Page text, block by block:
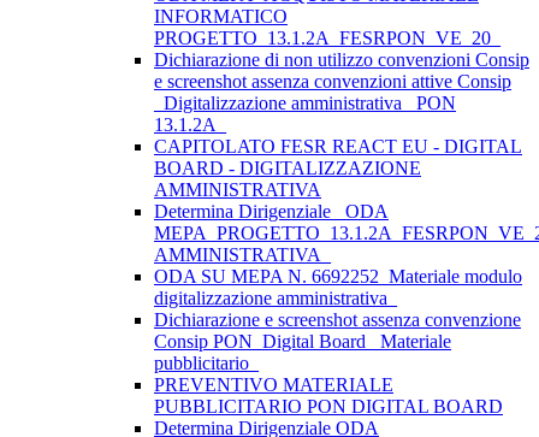
INFORMATICO
PROGETTO_13.1.2A_FESRPON_VE_20_
Dichiarazione di non utilizzo convenzioni Consip
e screenshot assenza convenzioni attive Consip
_Digitalizzazione amministrativa_ PON
13.1.2A_
CAPITOLATO FESR REACT EU - DIGITAL
BOARD - DIGITALIZZAZIONE
AMMINISTRATIVA
Determina Dirigenziale _ODA
AMMINISTRATIVA_
ODA SU MEPA N. 6692252_Materiale modulo
digitalizzazione amministrativa_
Dichiarazione e screenshot assenza convenzione
Consip PON_Digital Board_ Materiale
pubblicitario_
PREVENTIVO MATERIALE
PUBBLICITARIO PON DIGITAL BOARD
Determina Dirigenziale ODA